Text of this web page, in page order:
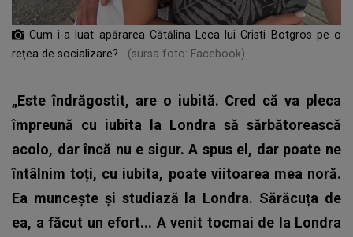
Cum i-a luat apărarea Cătălina Leca lui Cristi Botgros pe o
rețea de socializare?
(sursa foto: Facebook)
„Este îndrăgostit, are o iubită. Cred că va pleca
împreună cu iubita la Londra să sărbătorească
acolo, dar încă nu e sigur. A spus el, dar poate ne
întâlnim toți, cu iubita, poate viitoarea mea noră.
Ea muncește și studiază la Londra. Sărăcuța de
ea, a făcut un efort... A venit tocmai de la Londra